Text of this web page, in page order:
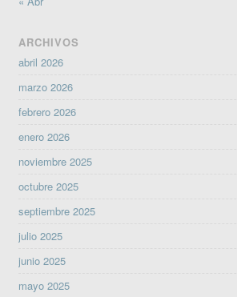
ARCHIVOS
abril 2026
marzo 2026
febrero 2026
enero 2026
noviembre 2025
octubre 2025
septiembre 2025
julio 2025
junio 2025
mayo 2025